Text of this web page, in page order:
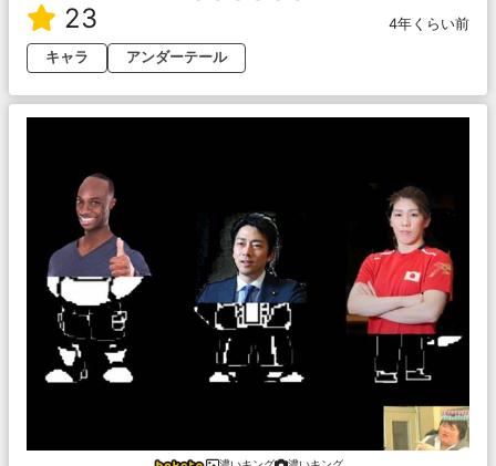
23
4年くらい前
キャラ
アンダーテール